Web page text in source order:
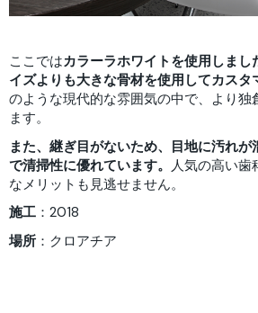
ここではカラーラホワイトを使用しま
イズよりも大きな骨材を使用してカスタ
のような現代的な雰囲気の中で、より独
ます。
また、継ぎ目がないため、目地に汚れ
で清掃性に優れています。 人気の高い歯
なメリットも見逃せません。
施工 ：2018
場所 ：クロアチア